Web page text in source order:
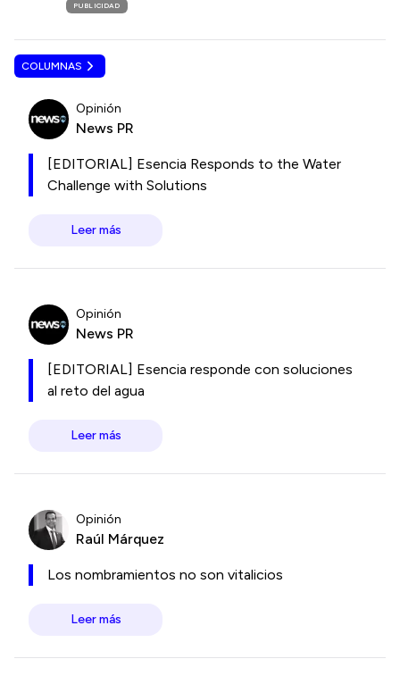
PUBLICIDAD
COLUMNAS
Opinión
News PR
[EDITORIAL] Esencia Responds to the Water
Challenge with Solutions
Leer más
Opinión
News PR
[EDITORIAL] Esencia responde con soluciones
al reto del agua
Leer más
Opinión
Raúl Márquez
Los nombramientos no son vitalicios
Leer más